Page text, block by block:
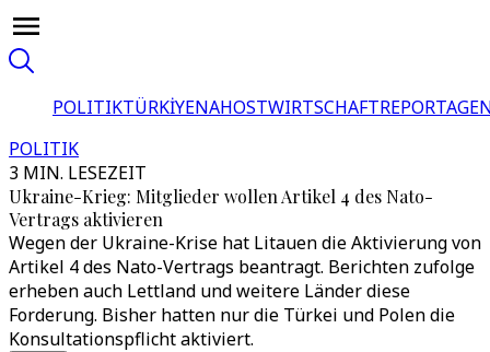
POLITIKTÜRKİYENAHOSTWIRTSCHAFT
POLITIK
3 MIN. LESEZEIT
Ukraine-Krieg: Mitglieder wollen Artikel 4 des Nato-
Vertrags aktivieren
Wegen der Ukraine-Krise hat Litauen die Aktivierung von
Artikel 4 des Nato-Vertrags beantragt. Berichten zufolge
erheben auch Lettland und weitere Länder diese
Forderung. Bisher hatten nur die Türkei und Polen die
Konsultationspflicht aktiviert.